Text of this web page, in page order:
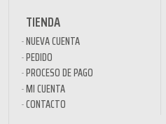
TIENDA
NUEVA CUENTA
PEDIDO
PROCESO DE PAGO
MI CUENTA
CONTACTO